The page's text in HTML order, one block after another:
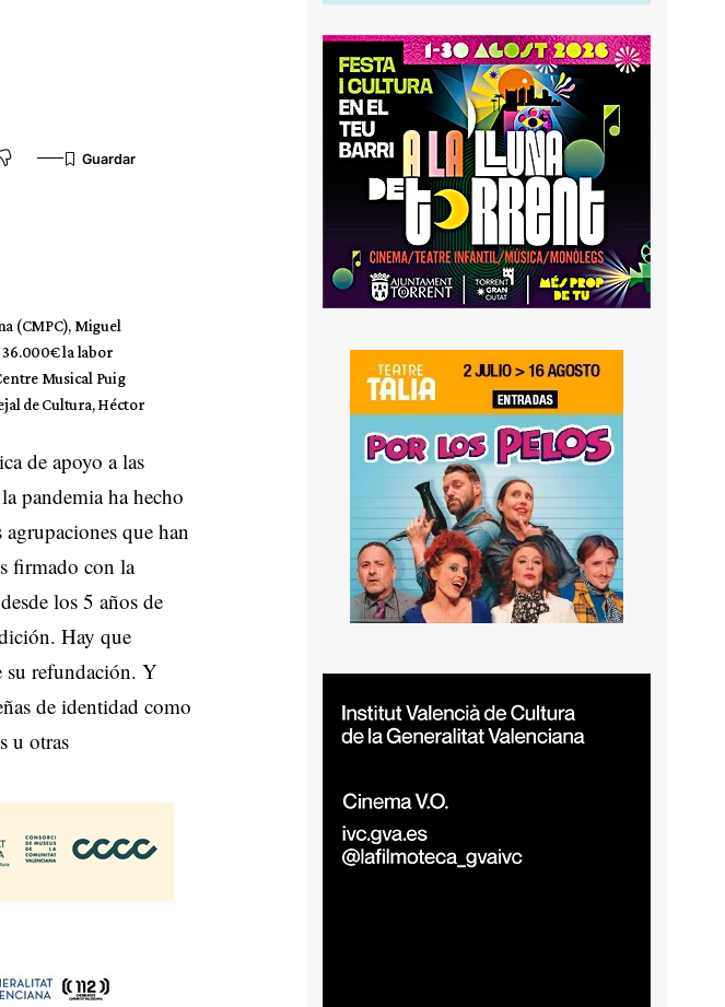
(CMPC), Miguel
la labor
Musical Puig
de Cultura, Héctor
de apoyo a las
pandemia ha hecho
que han
firmado con la
los 5 años de
Hay que
su refundación. Y
de identidad como
u otras